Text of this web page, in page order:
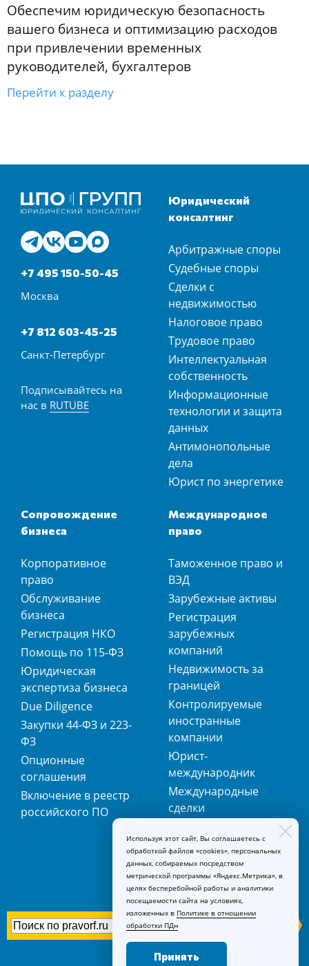
Обеспечим юридическую безопасность
вашего бизнеса и оптимизацию расходов
при привлечении временных
руководителей, бухгалтеров
Перейти к разделу
+7 495 150-50-45
Москва
+7 812 603-45-25
Санкт-Петербург
Подписывайтесь на
нас в RUTUBE
Юридический
консалтинг
Арбитражные споры
Судебные споры
Сделки с
недвижимостью
Налоговое право
Трудовое право
Интеллектуальная
собственность
Информационные
технологии и защита
данных
Антимонопольные
дела
Юрист по энергетике
Сопровождение
бизнеса
Корпоративное
право
Обслуживание
бизнеса
Регистрация НКО
Помощь по 115-ФЗ
Юридическая
экспертиза бизнеса
Due Diligence
Закупки 44-ФЗ и 223-
ФЗ
Опционные
соглашения
Включение в реестр
российского ПО
Международное
право
Таможенное право и
ВЭД
Зарубежные активы
Регистрация
зарубежных
компаний
Недвижимость за
границей
Контролируемые
иностранные
компании
Юрист-
международник
Международные
сделки
регистрация
товарных знаков
Используя этот сайт, Вы соглашаетесь с
обработкой файлов «cookies», персональных
данных, собираемых посредством
метрической программы «Яндекс.Метрика», в
целях бесперебойной работы и аналитики
посещаемости сайта на условиях,
изложенных в Политике в отношении
обработки ПДн
Принять